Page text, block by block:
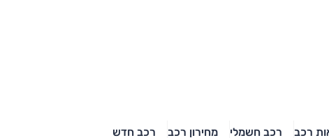
רכב רכב חשמלי מחירון רכב רכב חדש